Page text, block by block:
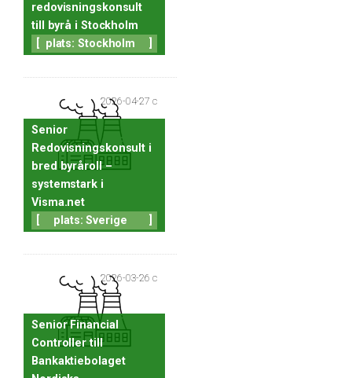
redovisningskonsult
till byrå i Stockholm
plats: Stockholm
2026-04-27 c
Senior
Redovisningskonsult i
bred byråroll –
systemstark i
Visma.net
plats: Sverige
2026-03-26 c
Senior Financial
Controller till
Bankaktiebolaget